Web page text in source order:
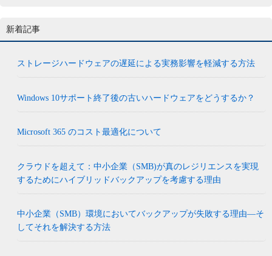
新着記事
ストレージハードウェアの遅延による実務影響を軽減する方法
Windows 10サポート終了後の古いハードウェアをどうするか？
Microsoft 365 のコスト最適化について
クラウドを超えて：中小企業（SMB)が真のレジリエンスを実現
するためにハイブリッドバックアップを考慮する理由
中小企業（SMB）環境においてバックアップが失敗する理由―そ
してそれを解決する方法